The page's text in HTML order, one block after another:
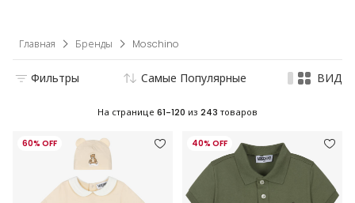
Главная Бренды Moschino
Фильтры Самые Популярные ВИД
На странице 61-120 из 243 товаров
60% OFF 40% OFF